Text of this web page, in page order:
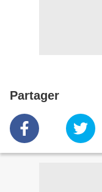
Partager